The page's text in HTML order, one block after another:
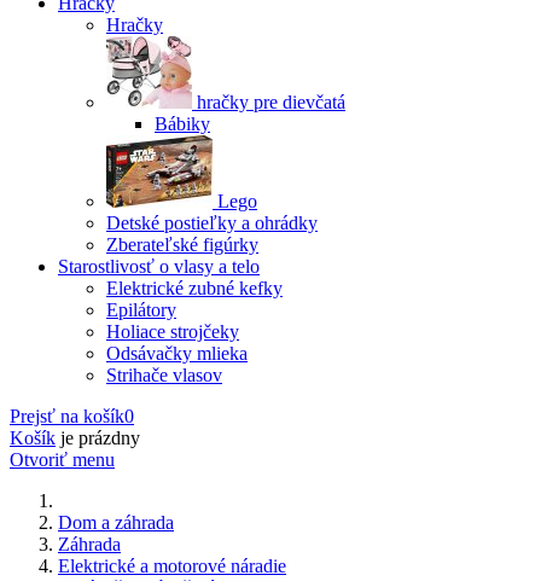
Hračky
hračky pre dievčatá
Bábiky
Lego
Detské postieľky a ohrádky
Zberateľské figúrky
Starostlivosť o vlasy a telo
Elektrické zubné kefky
Epilátory
Holiace strojčeky
Odsávačky mlieka
Strihače vlasov
Prejsť na košík0
Košík je prázdny
Otvoriť menu
Dom a záhrada
Záhrada
Elektrické a motorové náradie